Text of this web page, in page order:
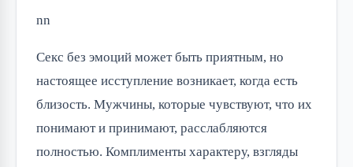
nn
Секс без эмоций может быть приятным, но
настоящее исступление возникает, когда есть
близость. Мужчины, которые чувствуют, что их
понимают и принимают, расслабляются
полностью. Комплименты характеру, взгляды